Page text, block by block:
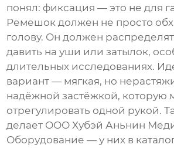
понял: фиксация — это не для
Ремешок должен не просто
голову. Он должен
давить на уши или затылок,
длительных исследованиях.
вариант — мягкая, но
надёжной застёжкой, которую
отрегулировать одной рукой.
делает ООО Хубэй Аньнин
Оборудование — у них в